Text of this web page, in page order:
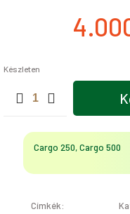
Készleten
ELLENLEMEZ
Cargo
mennyiség
Cargo 250, Cargo 500
Címkék: